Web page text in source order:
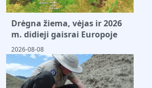
Drėgna žiema, vėjas ir 2026
m. didieji gaisrai Europoje
2026-08-08